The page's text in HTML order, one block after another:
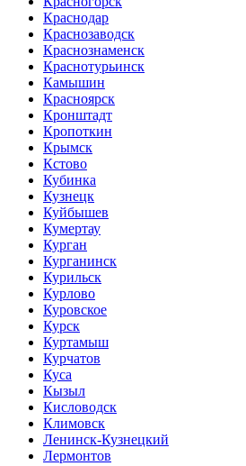
Краснодар
Краснозаводск
Краснознаменск
Краснотурьинск
Камышин
Красноярск
Кронштадт
Кропоткин
Крымск
Кстово
Кубинка
Кузнецк
Куйбышев
Кумертау
Курган
Курганинск
Курильск
Курлово
Куровское
Курск
Куртамыш
Курчатов
Куса
Кызыл
Кисловодск
Климовск
Ленинск-Кузнецкий
Лермонтов